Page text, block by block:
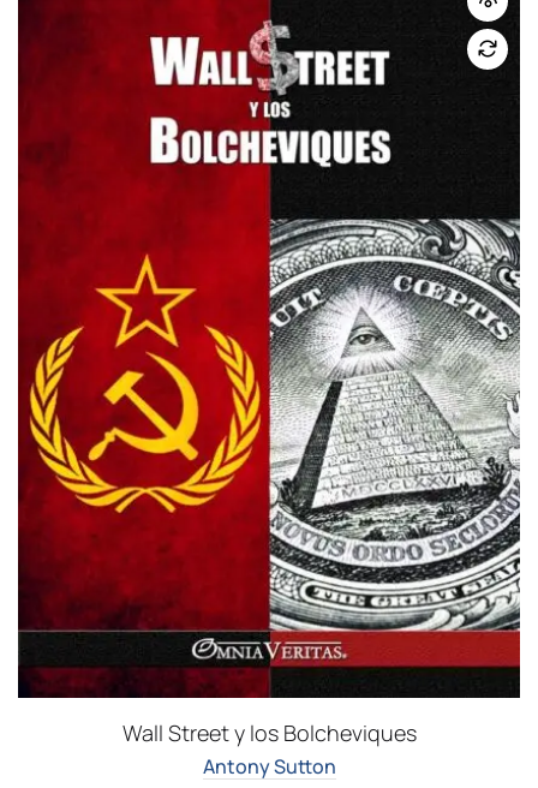
Wall Street y los Bolcheviques
Antony Sutton